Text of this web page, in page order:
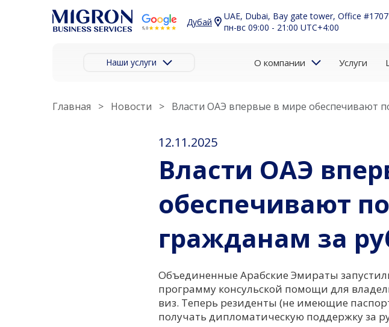
Дубай
UAE, Dubai, Bay gate tower, Office #1707
пн-вс 09:00 - 21:00 UTC+4:00
Наши услуги О компании Услуги
Главная Новости Власти ОАЭ впервые в мире обеспечивают
12.11.2025
Власти ОАЭ
обеспечивают
гражданам за
Объединенные Арабские Эмираты
программу консульской помощи для
виз. Теперь резиденты (не имеющие
получать дипломатическую поддержку за